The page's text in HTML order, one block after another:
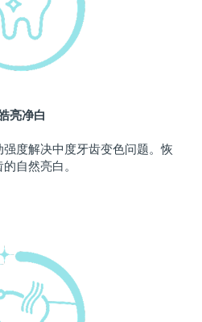
亮净白
度解决中度牙齿变色问题。恢
自然亮白。
预计送达日期
预计送达日期
预计送达日期
预计送达日期